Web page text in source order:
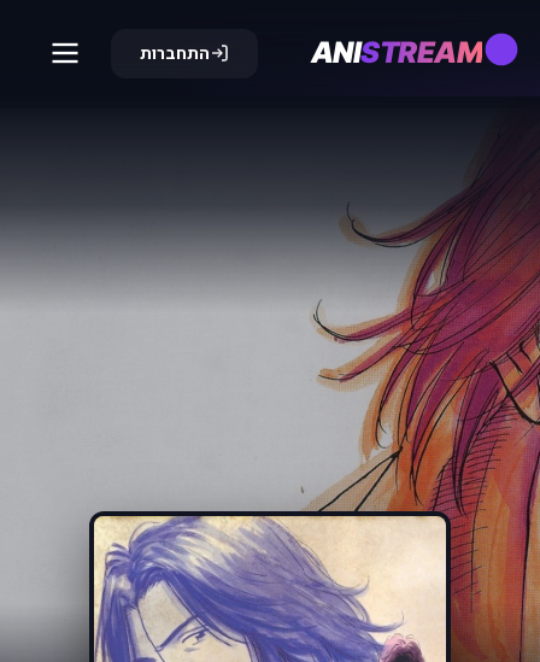
ANISTREAM התחברות